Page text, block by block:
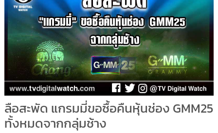
ลือสะพัด แกรมมี่ขอซื้อคืนหุ้นช่อง GMM25
ทั้งหมดจากกลุ่มช้าง